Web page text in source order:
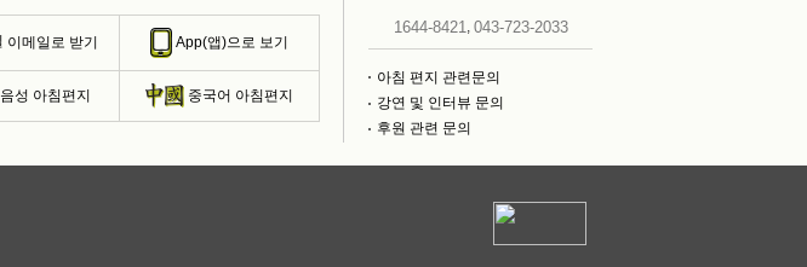
이메일로 받기 App(앱)으로 보기
음성 아침편지 중국어 아침편지
1644-8421, 043-723-2033
아침 편지 관련문의
강연 및 인터뷰 문의
후원 관련 문의